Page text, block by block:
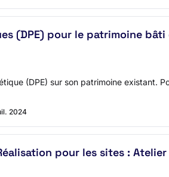
(DPE) pour le patrimoine
(DPE) sur son patrimoine existant.
2024
pour les sites :